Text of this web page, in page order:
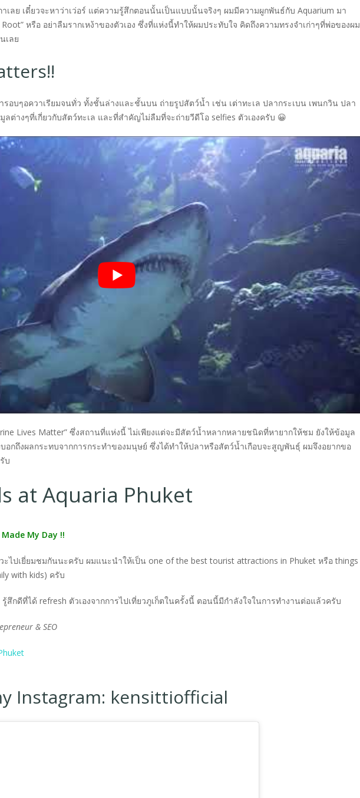
เลย เดี๋ยวจะหาว่าเว่อร์ แต่ความรู้สึกตอนนั้นเป็นแบบนั้นจริงๆ ผมมีความผูกพันธ์กับ Aquarium มา
หรือ อย่าลืมรากเหง้าของตัวเอง ซึ่งที่แห่งนี้ทำให้ผมประทับใจ คิดถึงความทรงจำเก่าๆที่พ่อของผม
เลย
รอบๆอควาเรียมจนทั่ว ทั้งชั้นล่างและชั้นบน ถ่ายรูปสัตว์น้ำ เช่น เต่าทะเล ปลากระเบน เพนกวิน ปลา
ต่างๆที่เกี่ยวกับสัตว์ทะเล และที่สำคัญไม่ลืมที่จะถ่ายวีดีโอ selfies ตัวเองครับ 😀
Lives Matter” ซึ่งสถานที่แห่งนี้ ไม่เพียงแต่จะมีสัตว์น้ำหลากหลายชนิดที่หายากให้ชม ยังให้ข้อมูล
บอกถึงผลกระทบจากการกระทำของมนุษย์ ซึ่งได้ทำให้ปลาหรือสัตว์น้ำเกือบจะสูญพันธุ์ ผมจึงอยากขอ
บ
at Aquaria Phuket
My Day !!
ะไปเยี่ยมชมกันนะครับ ผมแนะนำให้เป็น one of the best tourist attractions in Phuket หรือ things
with kids) ครับ
สึกดีที่ได้ refresh ตัวเองจากการไปเที่ยวภูเก็ตในครั้งนี้ ตอนนี้มีกำลังใจในการทำงานต่อแล้วครับ
& SEO
Instagram: kensittiofficial